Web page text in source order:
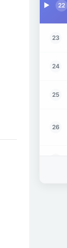
22
23
24
25
26